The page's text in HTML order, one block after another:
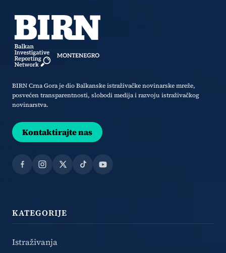
BIRN Crna Gora je dio Balkanske istraživačke novinarske mreže,
posvećen transparentnosti, slobodi medija i razvoju istraživačkog
novinarstva.
Kontaktirajte nas
Facebook
Instagram
X TikTokYouTube
KATEGORIJE
Istraživanja